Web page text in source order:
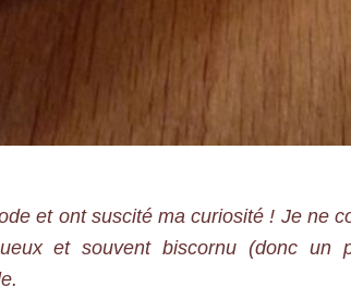
et ont suscité ma curiosité ! Je ne
et souvent biscornu (donc un